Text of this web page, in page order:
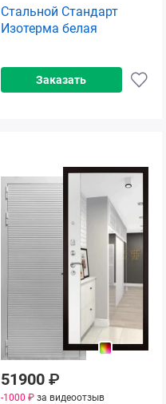
Стальной Стандарт
Изотерма белая
Заказать
51900 ₽
-1000 ₽ за видеоотзыв